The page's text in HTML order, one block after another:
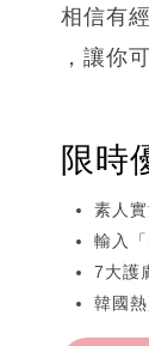
相信有
，讓你
限時
素人
輸入
7大護
韓國